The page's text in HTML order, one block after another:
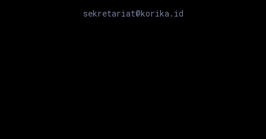
sekretariat@korika.id